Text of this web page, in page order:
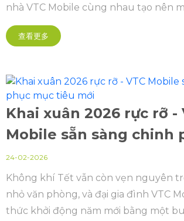
nhà VTC Mobile cùng nhau tạo nên
biệt dành riêng cho “Her” – những
đẹp, tài năng và đầy nhiệt huyết của
查看更多
Khai xuân 2026 rực rỡ -
Mobile sẵn sàng chinh
tiêu mới
24-02-2026
Không khí Tết vẫn còn vẹn nguyên
nhỏ văn phòng, và đại gia đình VTC
thức khởi động năm mới bằng một